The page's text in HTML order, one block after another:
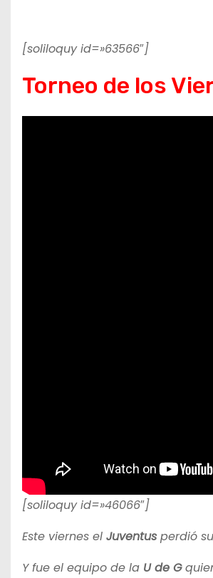
[soliloquy id=»63566″]
Torneo de los
[soliloquy id=»46066″]
Este viernes el Juventusperdió
Y fue el equipo de la U de G